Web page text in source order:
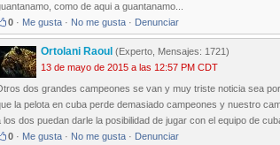
como de aqui a guantanamo...
0 · Me gusta · No me gusta · Denunciar
Ortolani Raoul (Experto, Mensajes: 1721)
13 de mayo de 2015 a las 12:57 PM CDT
dos grandes campeones se van y muy triste noticia sea
la pelota en cuba perde demasiado campeones y nuestro
los dos puedan darle la posibilidad de jugar con el equipo de
0 · Me gusta · No me gusta · Denunciar